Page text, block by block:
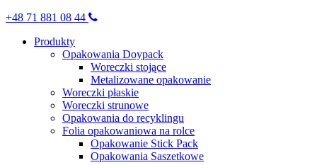
+48 71 881 08 44
Produkty
Opakowania Doypack
Woreczki stojące
Metalizowane opakowanie
Woreczki płaskie
Woreczki strunowe
Opakowania do recyklingu
Folia opakowaniowa na rolce
Opakowanie Stick Pack
Opakowania Saszetkowe